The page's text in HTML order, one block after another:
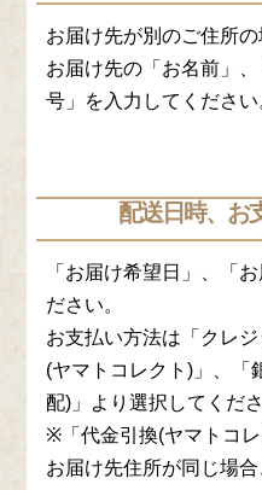
お届け先が別のご住所の
お届け先の「お名前」
号」を入力してください
配送日時、お
「お届け希望日」、「
ださい。
お支払い方法は「クレ
(ヤマトコレクト)」、「
配)」より選択してくださ
※「代金引換(ヤマトコ
お届け先住所が同じ場合